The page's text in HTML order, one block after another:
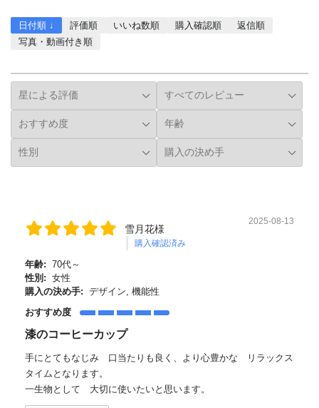
日付順 ↓ 評価順 いいね数順 購入確認順
返信順
写真・動画付き順
雪月花様
購入確認済み
2025-08-13
年齢: 70代～
性別: 女性
購入の決め手: デザイン, 機能性
おすすめ度
漆のコーヒーカップ
手にとてもなじみ 口当たりも良く、より心豊かな リラックス
タイムとなります。
一生物として 大切に使いたいと思います。